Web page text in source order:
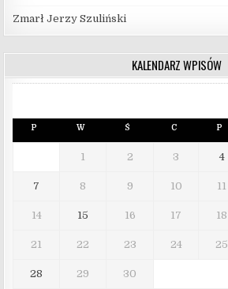
Zmarł Jerzy Szuliński
KALENDARZ WPISÓW
P W Ś C P
1 2 3 4
7 8 9 10 11
14 15 16 17 18
21 22 23 24 25
28 29 30